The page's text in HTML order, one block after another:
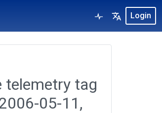
Login
telemetry tag
05-11,